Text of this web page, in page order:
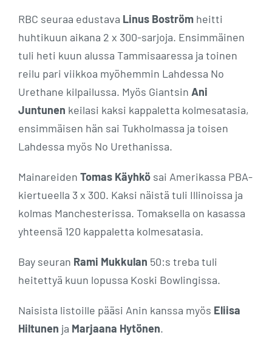
RBC seuraa edustava Linus Boström heitti
huhtikuun aikana 2 x 300-sarjoja. Ensimmäinen
tuli heti kuun alussa Tammisaaressa ja toinen
reilu pari viikkoa myöhemmin Lahdessa No
Urethane kilpailussa. Myös Giantsin Ani
Juntunen keilasi kaksi kappaletta kolmesatasia,
ensimmäisen hän sai Tukholmassa ja toisen
Lahdessa myös No Urethanissa.
Mainareiden Tomas Käyhkö sai Amerikassa PBA-
kiertueella 3 x 300. Kaksi näistä tuli Illinoissa ja
kolmas Manchesterissa. Tomaksella on kasassa
yhteensä 120 kappaletta kolmesatasia.
Bay seuran Rami Mukkulan 50:s treba tuli
heitettyä kuun lopussa Koski Bowlingissa.
Naisista listoille pääsi Anin kanssa myös Eliisa
Hiltunen ja Marjaana Hytönen.